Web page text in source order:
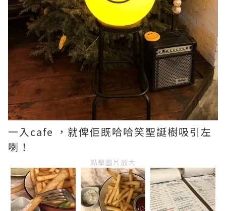
一入cafe ，就俾佢既哈哈笑聖誕樹吸引左
喇！
點擊圖片放大